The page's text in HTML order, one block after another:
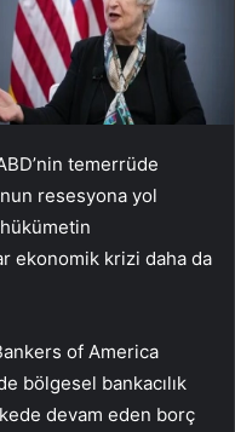
temerrüde
resesyona yol
ekonomik krizi daha da
of America
bölgesel bankacılık
devam eden borç